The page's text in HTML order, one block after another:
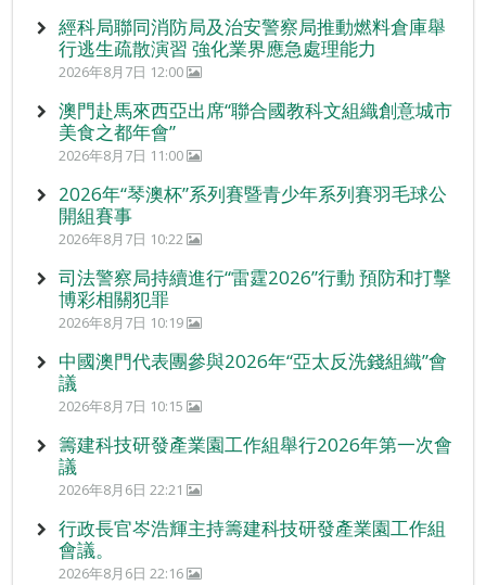
經科局聯同消防局及治安警察局推動燃料倉庫舉
行逃生疏散演習 強化業界應急處理能力
2026年8月7日 12:00
澳門赴馬來西亞出席“聯合國教科文組織創意城市
美食之都年會”
2026年8月7日 11:00
2026年“琴澳杯”系列賽暨青少年系列賽羽毛球公
開組賽事
2026年8月7日 10:22
司法警察局持續進行“雷霆2026”行動 預防和打擊
博彩相關犯罪
2026年8月7日 10:19
中國澳門代表團參與2026年“亞太反洗錢組織”會
議
2026年8月7日 10:15
籌建科技研發產業園工作組舉行2026年第一次會
議
2026年8月6日 22:21
行政長官岑浩輝主持籌建科技研發產業園工作組
會議。
2026年8月6日 22:16